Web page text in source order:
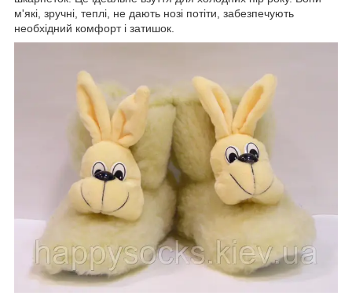
м'які, зручні, теплі, не дають нозі потіти, забезпечують
необхідний комфорт і затишок.